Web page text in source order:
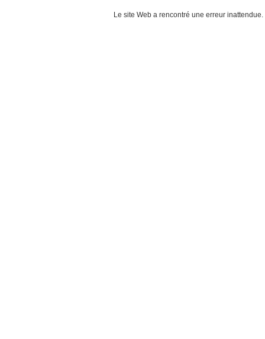
Le site Web a rencontré une erreur